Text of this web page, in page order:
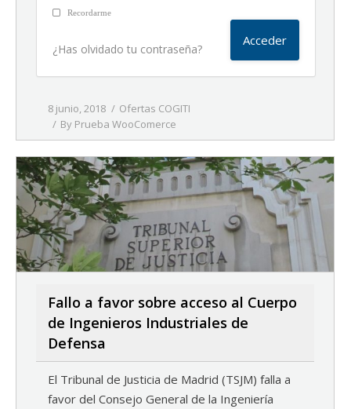
Recordarme
¿Has olvidado tu contraseña?
8 junio, 2018
Ofertas COGITI
By Prueba WooComerce
Fallo a favor sobre acceso al Cuerpo
de Ingenieros Industriales de
Defensa
El Tribunal de Justicia de Madrid (TSJM) falla a
favor del Consejo General de la Ingeniería